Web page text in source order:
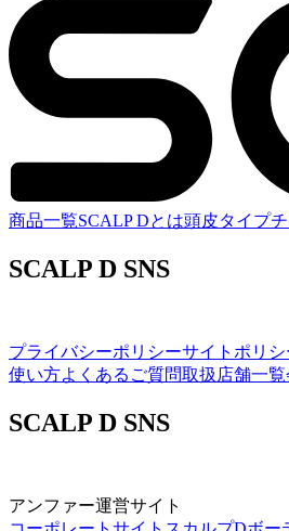
商品一覧SCALP Dとは頭皮タイプ
SCALP D SNS
プライバシーポリシーサイトポリシ
使い方よくあるご質問取扱店舗一覧
SCALP D SNS
アンファー運営サイト